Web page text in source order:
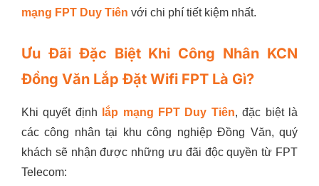
mạng FPT Duy Tiên với chi phí tiết kiệm nhất.
Ưu Đãi Đặc Biệt Khi Công Nhân KCN
Đồng Văn Lắp Đặt Wifi FPT Là Gì?
Khi quyết định lắp mạng FPT Duy Tiên, đặc biệt là
các công nhân tại khu công nghiệp Đồng Văn, quý
khách sẽ nhận được những ưu đãi độc quyền từ FPT
Telecom: